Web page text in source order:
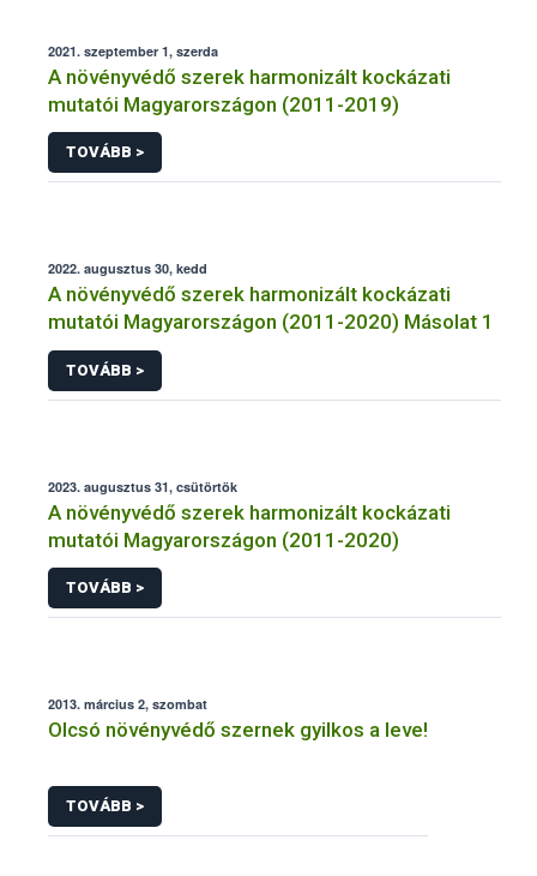
2021. szeptember 1, szerda
A növényvédő szerek harmonizált kockázati
mutatói Magyarországon (2011-2019)
TOVÁBB >
2022. augusztus 30, kedd
A növényvédő szerek harmonizált kockázati
mutatói Magyarországon (2011-2020) Másolat 1
TOVÁBB >
2023. augusztus 31, csütörtök
A növényvédő szerek harmonizált kockázati
mutatói Magyarországon (2011-2020)
TOVÁBB >
2013. március 2, szombat
Olcsó növényvédő szernek gyilkos a leve!
TOVÁBB >